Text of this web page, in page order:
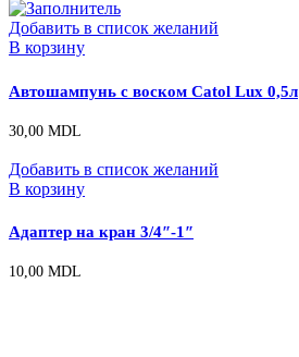
Добавить в список желаний
В корзину
Автошампунь с воском Catol Lux 0,5л
30,00 MDL
Добавить в список желаний
В корзину
Адаптер на кран 3/4″-1″
10,00 MDL